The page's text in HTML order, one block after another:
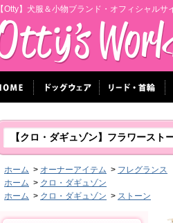
【Otty】犬服＆小物ブランド・オフィシャルサ
【クロ・ダギュゾン】フラワース
ホーム > オーナーアイテム > フレグランス
ホーム > クロ・ダギュゾン
ホーム > クロ・ダギュゾン > ストーン